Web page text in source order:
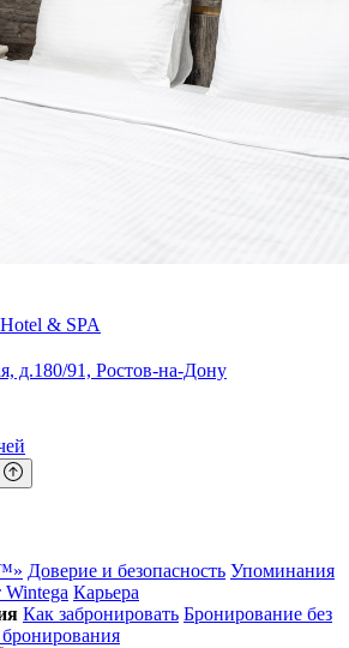
& SPA
д.180/91, Ростов-на-Дону
Доверие и безопасность Упоминания
Wintega Карьера
Как забронировать Бронирование без